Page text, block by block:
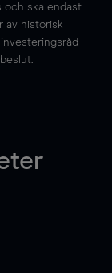
och ska endast
av historisk